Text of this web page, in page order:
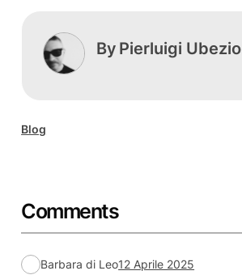
By Pierluigi Ubezio
Blog
Comments
Barbara di Leo12 Aprile 2025